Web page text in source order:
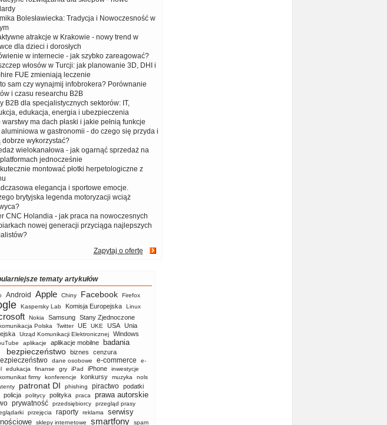
Bolesławiecka: Tradycja i Nowoczesność w
atrakcje w Krakowie - nowy trend w
dla dzieci i dorosłych
w internecie - jak szybko zareagować?
włosów w Turcji: jak planowanie 3D, DHI i
FUE zmieniają leczenie
sam czy wynajmij infobrokera? Porównanie
i czasu researchu B2B
B2B dla specjalistycznych sektorów: IT,
edukacja, energia i ubezpieczenia
warstwy ma dach płaski i jakie pełnią funkcje
aluminiowa w gastronomii - do czego się przyda i
dobrze wykorzystać?
wielokanałowa - jak ogarnąć sprzedaż na
jednocześnie
montować płotki herpetologiczne z
elegancja i sportowe emocje.
brytyjska legenda motoryzacji wciąż
CNC Holandia - jak praca na nowoczesnych
nowej generacji przyciąga najlepszych
Zapytaj o ofertę
tematy artykułów
Android Apple Chiny Facebook Firefox
Kaspersky Lab Komisja Europejska Linux
Nokia Samsung Stany Zjednoczone
Polska Twitter UE UKE USA
Unia
Urząd Komunikacji Elektronicznej Windows
aplikacje aplikacje mobilne badania
bezpieczeństwo biznes cenzura
dane osobowe e-commerce
e-
edukacja finanse gry iPad iPhone inwestycje
firmy konferencje konkursy muzyka nols
patronat DI phishing piractwo podatki
policja politycy polityka praca prawa autorskie
prywatność przedsiębiorcy
przegląd prasy
przejęcia raporty reklama
serwisy
sklepy internetowe smartfony
spam